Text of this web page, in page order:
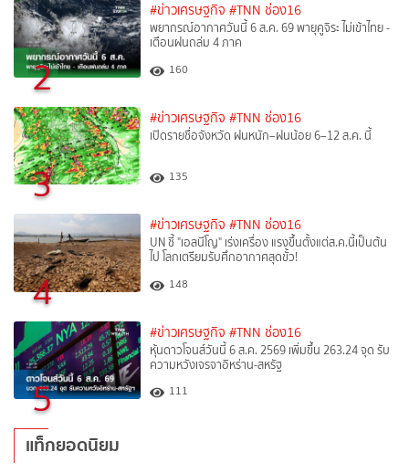
2
#ข่าวเศรษฐกิจ #TNN ช่อง16
พยากรณ์อากาศวันนี้ 6 ส.ค. 69 พายุคูจิระ ไม่เข้าไทย -
เตือนฝนถล่ม 4 ภาค
160
3
#ข่าวเศรษฐกิจ #TNN ช่อง16
เปิดรายชื่อจังหวัด ฝนหนัก–ฝนน้อย 6–12 ส.ค. นี้
135
4
#ข่าวเศรษฐกิจ #TNN ช่อง16
UN ชี้ "เอลนีโญ" เร่งเครื่อง แรงขึ้นตั้งแต่ส.ค.นี้เป็นต้น
ไป โลกเตรียมรับศึกอากาศสุดขั้ว!
148
5
#ข่าวเศรษฐกิจ #TNN ช่อง16
หุ้นดาวโจนส์วันนี้ 6 ส.ค. 2569 เพิ่มขึ้น 263.24 จุด รับ
ความหวังเจรจาอิหร่าน-สหรัฐ
111
แท็กยอดนิยม